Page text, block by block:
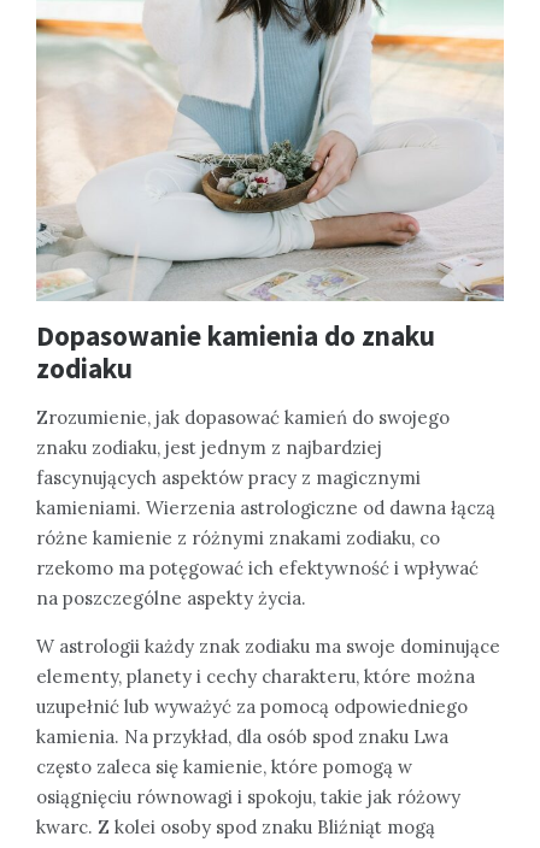
Dopasowanie kamienia do znaku
zodiaku
Zrozumienie, jak dopasować kamień do swojego
znaku zodiaku, jest jednym z najbardziej
fascynujących aspektów pracy z magicznymi
kamieniami. Wierzenia astrologiczne od dawna łączą
różne kamienie z różnymi znakami zodiaku, co
rzekomo ma potęgować ich efektywność i wpływać
na poszczególne aspekty życia.
W astrologii każdy znak zodiaku ma swoje dominujące
elementy, planety i cechy charakteru, które można
uzupełnić lub wyważyć za pomocą odpowiedniego
kamienia. Na przykład, dla osób spod znaku Lwa
często zaleca się kamienie, które pomogą w
osiągnięciu równowagi i spokoju, takie jak różowy
kwarc. Z kolei osoby spod znaku Bliźniąt mogą